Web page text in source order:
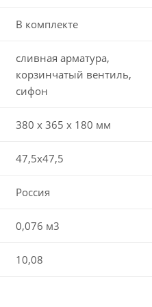
В комплекте
сливная арматура,
корзинчатый вентиль,
сифон
380 х 365 х 180 мм
47,5x47,5
Россия
0,076 м3
10,08